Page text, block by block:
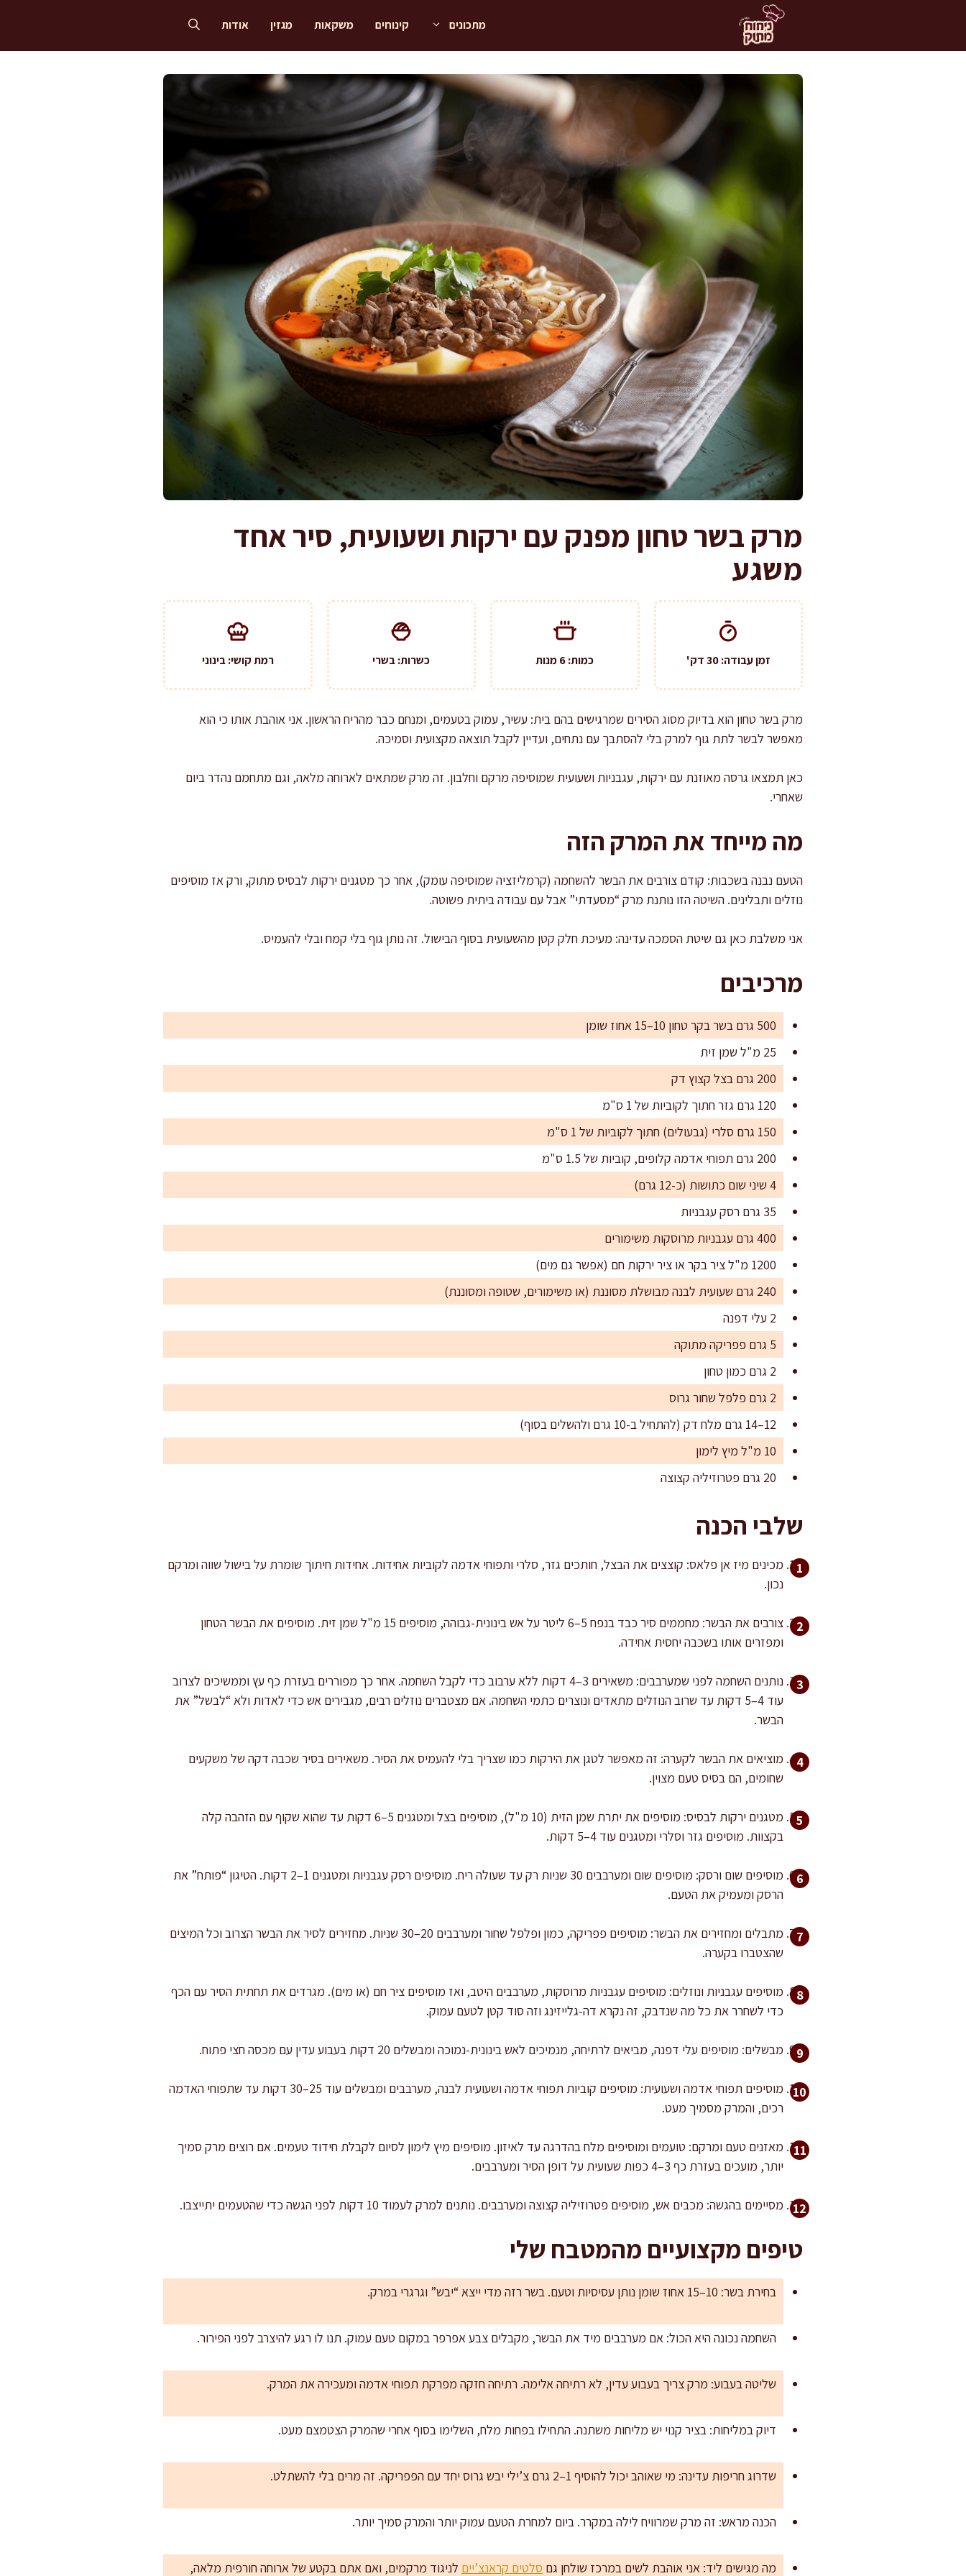
מתכונים קינוחים משקאות מגזין אודות
מרק בשר טחון מפנק עם ירקות ושעועית, סיר אחד
משגע
זמן עבודה: 30 דק' כמות: 6 מנות כשרות: בשרי רמת קושי: בינוני
מרק בשר טחון הוא בדיוק מסוג הסירים שמרגישים בהם בית: עשיר, עמוק בטעמים, ומנחם כבר מהריח הראשון. אני אוהבת אותו כי הוא
מאפשר לבשר לתת גוף למרק בלי להסתבך עם נתחים, ועדיין לקבל תוצאה מקצועית וסמיכה.
כאן תמצאו גרסה מאוזנת עם ירקות, עגבניות ושעועית שמוסיפה מרקם וחלבון. זה מרק שמתאים לארוחה מלאה, וגם מתחמם נהדר ביום
שאחרי.
מה מייחד את המרק הזה
הטעם נבנה בשכבות: קודם צורבים את הבשר להשחמה (קרמליזציה שמוסיפה עומק), אחר כך מטגנים ירקות לבסיס מתוק, ורק אז מוסיפים
נוזלים ותבלינים. השיטה הזו נותנת מרק “מסעדתי” אבל עם עבודה ביתית פשוטה.
אני משלבת כאן גם שיטת הסמכה עדינה: מעיכת חלק קטן מהשעועית בסוף הבישול. זה נותן גוף בלי קמח ובלי להעמיס.
מרכיבים
500 גרם בשר בקר טחון 10–15 אחוז שומן
25 מ"ל שמן זית
200 גרם בצל קצוץ דק
120 גרם גזר חתוך לקוביות של 1 ס"מ
150 גרם סלרי (גבעולים) חתוך לקוביות של 1 ס"מ
200 גרם תפוחי אדמה קלופים, קוביות של 1.5 ס"מ
4 שיני שום כתושות (כ-12 גרם)
35 גרם רסק עגבניות
400 גרם עגבניות מרוסקות משימורים
1200 מ"ל ציר בקר או ציר ירקות חם (אפשר גם מים)
240 גרם שעועית לבנה מבושלת מסוננת (או משימורים, שטופה ומסוננת)
2 עלי דפנה
5 גרם פפריקה מתוקה
2 גרם כמון טחון
2 גרם פלפל שחור גרוס
12–14 גרם מלח דק (להתחיל ב-10 גרם ולהשלים בסוף)
10 מ"ל מיץ לימון
20 גרם פטרוזיליה קצוצה
שלבי הכנה
מכינים מיז אן פלאס: קוצצים את הבצל, חותכים גזר, סלרי ותפוחי אדמה לקוביות אחידות. אחידות חיתוך שומרת על בישול שווה ומרקם
נכון.
צורבים את הבשר: מחממים סיר כבד בנפח 5–6 ליטר על אש בינונית-גבוהה, מוסיפים 15 מ"ל שמן זית. מוסיפים את הבשר הטחון
ומפזרים אותו בשכבה יחסית אחידה.
נותנים השחמה לפני שמערבבים: משאירים 3–4 דקות ללא ערבוב כדי לקבל השחמה. אחר כך מפוררים בעזרת כף עץ וממשיכים לצרוב
עוד 4–5 דקות עד שרוב הנוזלים מתאדים ונוצרים כתמי השחמה. אם מצטברים נוזלים רבים, מגבירים אש כדי לאדות ולא “לבשל” את
הבשר.
מוציאים את הבשר לקערה: זה מאפשר לטגן את הירקות כמו שצריך בלי להעמיס את הסיר. משאירים בסיר שכבה דקה של משקעים
שחומים, הם בסיס טעם מצוין.
מטגנים ירקות לבסיס: מוסיפים את יתרת שמן הזית (10 מ"ל), מוסיפים בצל ומטגנים 5–6 דקות עד שהוא שקוף עם הזהבה קלה
בקצוות. מוסיפים גזר וסלרי ומטגנים עוד 4–5 דקות.
מוסיפים שום ורסק: מוסיפים שום ומערבבים 30 שניות רק עד שעולה ריח. מוסיפים רסק עגבניות ומטגנים 1–2 דקות. הטיגון “פותח” את
הרסק ומעמיק את הטעם.
מתבלים ומחזירים את הבשר: מוסיפים פפריקה, כמון ופלפל שחור ומערבבים 20–30 שניות. מחזירים לסיר את הבשר הצרוב וכל המיצים
שהצטברו בקערה.
מוסיפים עגבניות ונוזלים: מוסיפים עגבניות מרוסקות, מערבבים היטב, ואז מוסיפים ציר חם (או מים). מגרדים את תחתית הסיר עם הכף
כדי לשחרר את כל מה שנדבק, זה נקרא דה-גלייזינג וזה סוד קטן לטעם עמוק.
מבשלים: מוסיפים עלי דפנה, מביאים לרתיחה, מנמיכים לאש בינונית-נמוכה ומבשלים 20 דקות בעבוע עדין עם מכסה חצי פתוח.
מוסיפים תפוחי אדמה ושעועית: מוסיפים קוביות תפוחי אדמה ושעועית לבנה, מערבבים ומבשלים עוד 25–30 דקות עד שתפוחי האדמה
רכים, והמרק מסמיך מעט.
מאזנים טעם ומרקם: טועמים ומוסיפים מלח בהדרגה עד לאיזון. מוסיפים מיץ לימון לסיום לקבלת חידוד טעמים. אם רוצים מרק סמיך
יותר, מועכים בעזרת כף 3–4 כפות שעועית על דופן הסיר ומערבבים.
מסיימים בהגשה: מכבים אש, מוסיפים פטרוזיליה קצוצה ומערבבים. נותנים למרק לעמוד 10 דקות לפני הגשה כדי שהטעמים יתייצבו.
טיפים מקצועיים מהמטבח שלי
בחירת בשר: 10–15 אחוז שומן נותן עסיסיות וטעם. בשר רזה מדי ייצא “יבש” וגרגרי במרק.
השחמה נכונה היא הכול: אם מערבבים מיד את הבשר, מקבלים צבע אפרפר במקום טעם עמוק. תנו לו רגע להיצרב לפני הפירור.
שליטה בעבוע: מרק צריך בעבוע עדין, לא רתיחה אלימה. רתיחה חזקה מפרקת תפוחי אדמה ומעכירה את המרק.
דיוק במליחות: בציר קנוי יש מליחות משתנה. התחילו בפחות מלח, השלימו בסוף אחרי שהמרק הצטמצם מעט.
שדרוג חריפות עדינה: מי שאוהב יכול להוסיף 1–2 גרם צ’ילי יבש גרוס יחד עם הפפריקה. זה מרים בלי להשתלט.
הכנה מראש: זה מרק שמרוויח לילה במקרר. ביום למחרת הטעם עמוק יותר והמרק סמיך יותר.
מה מגישים ליד: אני אוהבת לשים במרכז שולחן גם סלטים קראנצ’יים לניגוד מרקמים, ואם אתם בקטע של ארוחה חורפית מלאה,